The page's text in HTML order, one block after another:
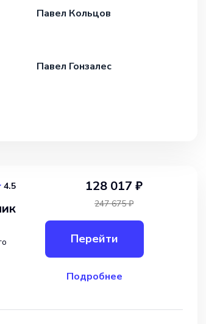
Павел Кольцов
Павел Гонзалес
4.5 128 017 ₽
247 675 ₽
Перейти
Подробнее